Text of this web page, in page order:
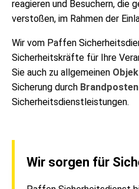
reagieren und Besuchern, die
verstoßen, im Rahmen der
Wir vom Paffen
Sicherheitskräfte für Ihre
Sie auch zu allgemeinen
Sicherung durch Brandposten
Sicherheitsdienstleistungen.
Wir sorgen für